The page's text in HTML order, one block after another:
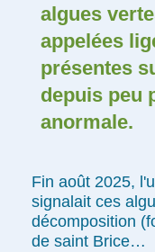
algues
appelées
présentes
depuis peu
anormale.
Fin août 2025,
signalait ces
décomposition
de saint Brice…